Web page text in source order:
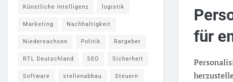
für
Künstliche Intelligenz logistik
Marketing Nachhaltigkeit
Niedersachsen Politik Ratgeber
RTL Deutschland SEO Sicherheit
Software stellenabbau Steuern